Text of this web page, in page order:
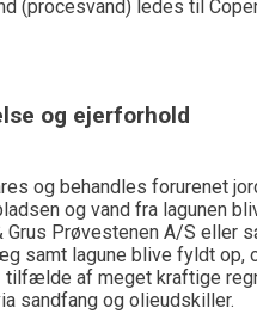
(procesvand) ledes til
og ejerforhold
og behandles forurenet
og vand fra lagunen
Grus Prøvestenen A/S eller
samt lagune blive fyldt
tilfælde af meget kraftige
sandfang og olieudskiller.